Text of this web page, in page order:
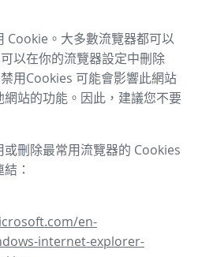
Cookie。大多數流覽器都可以
以在你的流覽器設定中刪除
用Cookies 可能會影響此網站
站的功能。因此，建議您不要
刪除最常用流覽器的 Cookies
：
en-
internet-explorer-